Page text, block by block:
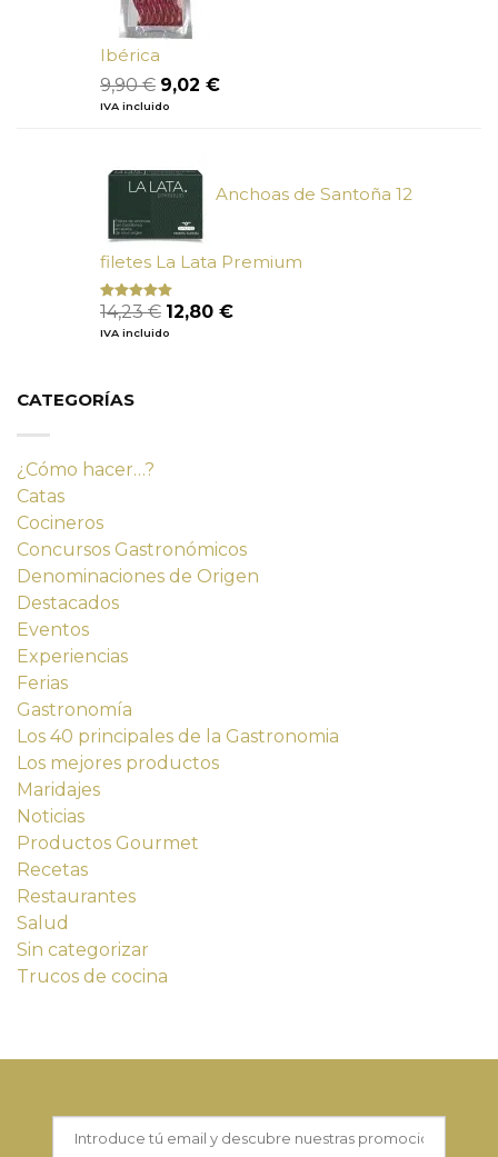
Ibérica
9,90€ El
precio
9,90 €.
9,02 €El
IVA incluido
Anchoas de Santoña 12
filetes La Lata Premium
Valorado
con
de 5
14,23€ El
precio
12,80 €El
IVA incluido
CATEGORÍAS
¿Cómo hacer…?
Catas
Cocineros
Concursos Gastronómicos
Denominaciones de Origen
Destacados
Eventos
Experiencias
Ferias
Gastronomía
Los 40 principales de la Gastronomia
Los mejores productos
Maridajes
Noticias
Productos Gourmet
Recetas
Restaurantes
Salud
Sin categorizar
Trucos de cocina